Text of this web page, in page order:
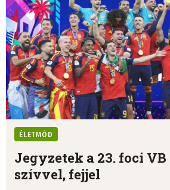
ÉLETMÓD
Jegyzetek a 23. foci
szívvel, fejjel